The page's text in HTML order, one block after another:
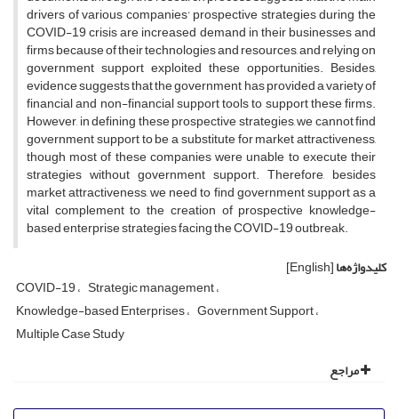
drivers of various companies' prospective strategies during the
COVID-19 crisis are increased demand in their businesses and
firms because of their technologies and resources, and relying on
government support exploited these opportunities. Besides,
evidence suggests that the government has provided a variety of
financial and non-financial support tools to support these firms.
However, in defining these prospective strategies, we cannot find
government support to be a substitute for market attractiveness,
though most of these companies were unable to execute their
strategies without government support. Therefore, besides
market attractiveness, we need to find government support as a
vital complement to the creation of prospective knowledge-
based enterprise strategies facing the COVID-19 outbreak.
کلیدواژه‌ها[English]
COVID-19 Strategic management
Knowledge-based Enterprises Government Support
Multiple Case Study
مراجع